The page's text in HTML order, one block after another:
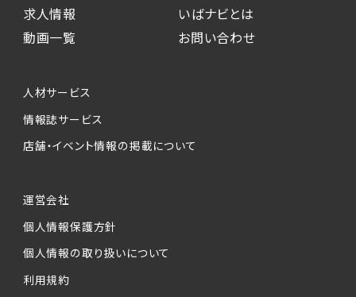
求人情報
動画一覧
いばナビとは
お問い合わせ
人材サービス
情報誌サービス
店舗・イベント情報の掲載について
運営会社
個人情報保護方針
個人情報の取り扱いについて
利用規約